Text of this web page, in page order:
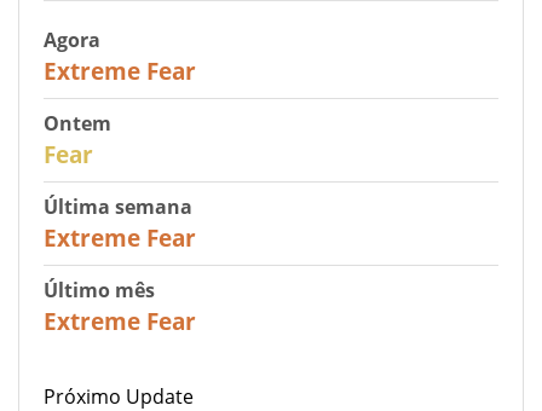
Agora
Extreme Fear
Ontem
Fear
Última semana
Extreme Fear
Último mês
Extreme Fear
Próximo Update